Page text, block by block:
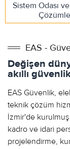
Sistem Odası
EAS -
Değişen
akıllı
EAS Güvenlik,
teknik çözüm
İzmir'de
kadro ve idari
projelendirme,